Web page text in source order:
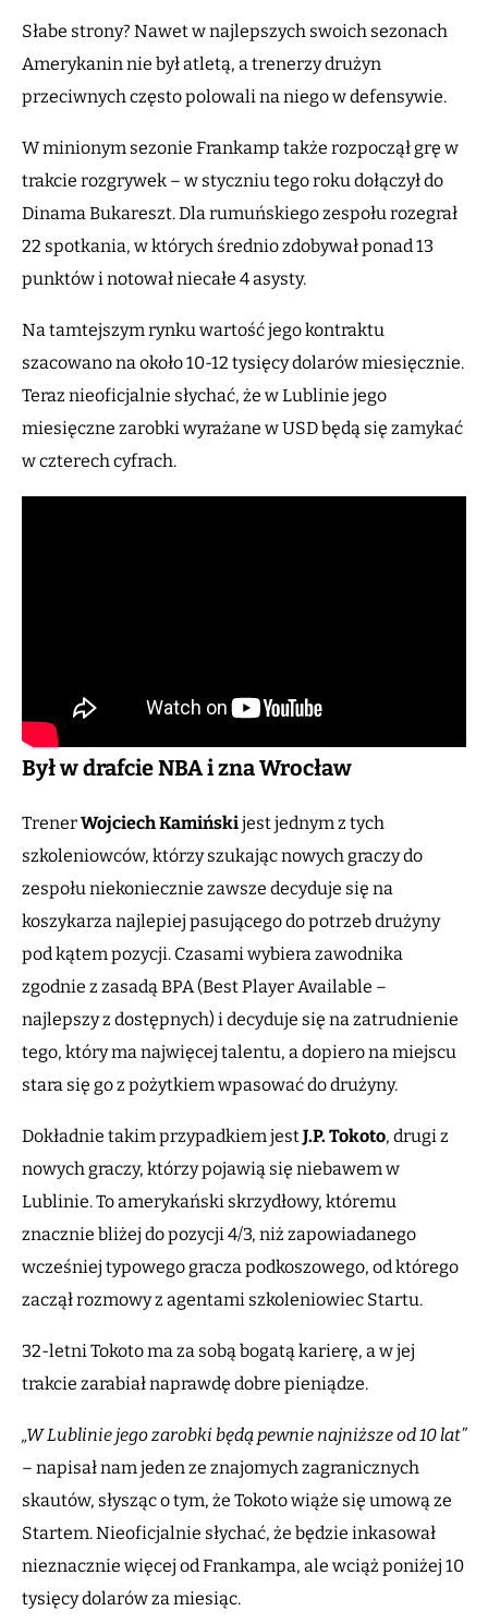
Słabe strony? Nawet w najlepszych swoich sezonach
Amerykanin nie był atletą, a trenerzy drużyn
przeciwnych często polowali na niego w defensywie.
W minionym sezonie Frankamp także rozpoczął grę w
trakcie rozgrywek – w styczniu tego roku dołączył do
Dinama Bukareszt. Dla rumuńskiego zespołu rozegrał
22 spotkania, w których średnio zdobywał ponad 13
punktów i notował niecałe 4 asysty.
Na tamtejszym rynku wartość jego kontraktu
szacowano na około 10-12 tysięcy dolarów miesięcznie.
Teraz nieoficjalnie słychać, że w Lublinie jego
miesięczne zarobki wyrażane w USD będą się zamykać
w czterech cyfrach.
Był w drafcie NBA i zna Wrocław
TrenerWojciech Kamińskijest jednym z tych
szkoleniowców, którzy szukając nowych graczy do
zespołu niekoniecznie zawsze decyduje się na
koszykarza najlepiej pasującego do potrzeb drużyny
pod kątem pozycji. Czasami wybiera zawodnika
zgodnie z zasadą BPA (Best Player Available –
najlepszy z dostępnych) i decyduje się na zatrudnienie
tego, który ma najwięcej talentu, a dopiero na miejscu
stara się go z pożytkiem wpasować do drużyny.
Dokładnie takim przypadkiem jestJ.P. Tokoto, drugi z
nowych graczy, którzy pojawią się niebawem w
Lublinie. To amerykański skrzydłowy, któremu
znacznie bliżej do pozycji 4/3, niż zapowiadanego
wcześniej typowego gracza podkoszowego, od którego
zaczął rozmowy z agentami szkoleniowiec Startu.
32-letni Tokoto ma za sobą bogatą karierę, a w jej
trakcie zarabiał naprawdę dobre pieniądze.
„W Lublinie jego zarobki będą pewnie najniższe od 10 lat”
– napisał nam jeden ze znajomych zagranicznych
skautów, słysząc o tym, że Tokoto wiąże się umową ze
Startem. Nieoficjalnie słychać, że będzie inkasował
nieznacznie więcej od Frankampa, ale wciąż poniżej 10
tysięcy dolarów za miesiąc.